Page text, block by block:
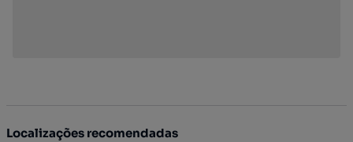
Localizações recomendadas